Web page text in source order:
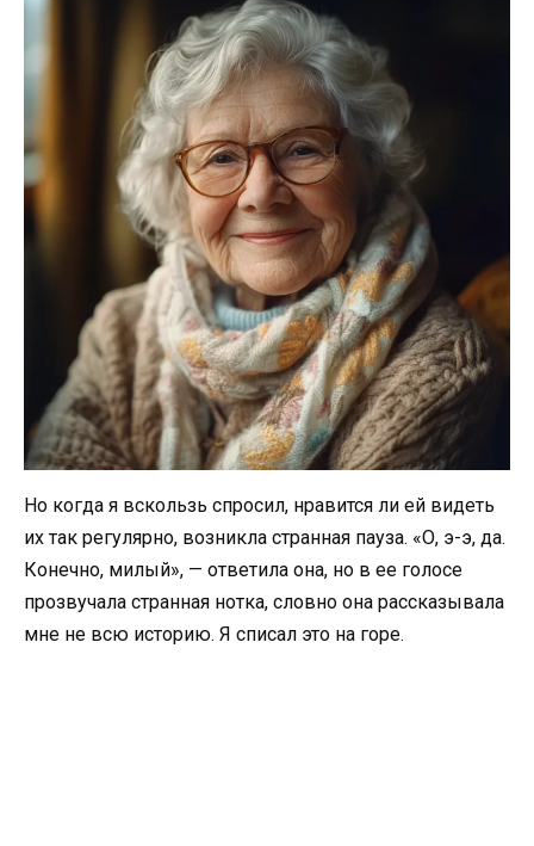
Но когда я вскользь спросил, нравится ли ей видеть
их так регулярно, возникла странная пауза. «О, э-э, да.
Конечно, милый», — ответила она, но в ее голосе
прозвучала странная нотка, словно она рассказывала
мне не всю историю. Я списал это на горе.